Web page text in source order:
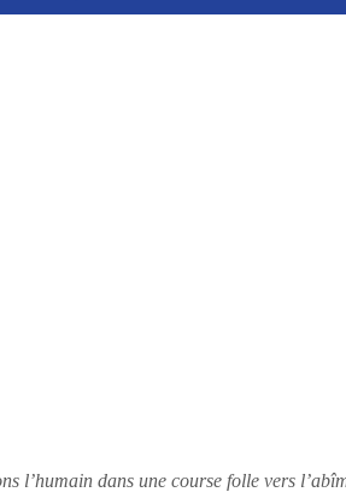
l’humain dans une course folle vers